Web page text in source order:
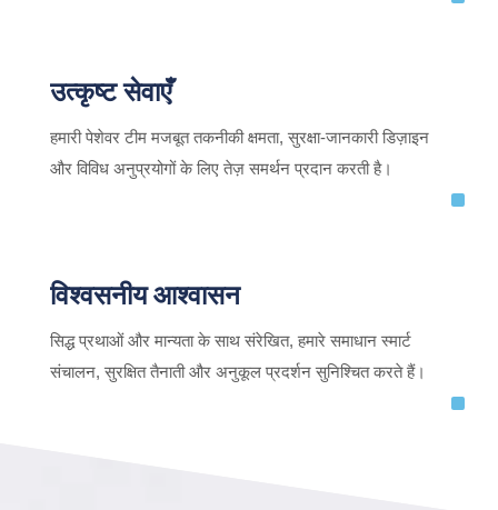
उत्कृष्ट सेवाएँ
हमारी पेशेवर टीम मजबूत तकनीकी क्षमता, सुरक्षा-जानकारी डिज़ाइन
और विविध अनुप्रयोगों के लिए तेज़ समर्थन प्रदान करती है।
विश्वसनीय आश्वासन
सिद्ध प्रथाओं और मान्यता के साथ संरेखित, हमारे समाधान स्मार्ट
संचालन, सुरक्षित तैनाती और अनुकूल प्रदर्शन सुनिश्चित करते हैं।